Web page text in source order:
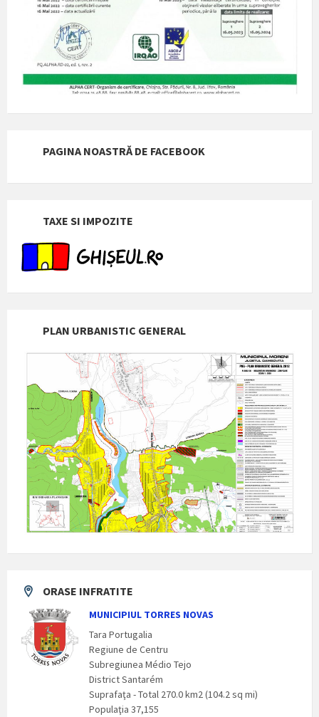
PAGINA NOASTRĂ DE FACEBOOK
TAXE SI IMPOZITE
PLAN URBANISTIC GENERAL
ORASE INFRATITE
MUNICIPIUL TORRES NOVAS
Tara Portugalia
Regiune de Centru
Subregiunea Médio Tejo
District Santarém
Suprafaţa - Total 270.0 km2 (104.2 sq mi)
Populaţia 37,155